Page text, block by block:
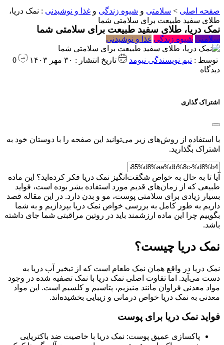
صفحه اصلی > سلامتی و شیوه زندگی و غذا و نوشیدنی : نمک دریا،
طلای سفید طبیعت برای سلامتی شما
نمک دریا، طلای سفید طبیعت برای سلامتی شما
سلامتی شیوه زندگی غذا و نوشیدنی
توسط : تیم نویسندگی نیومد تاریخ انتشار : ۳۰ مهر ۱۴۰۳
0
دیدگاه
اشتراک گذاری
با استفاده از روش‌های زیر می‌توانید این صفحه را با دوستان خود به
اشتراک بگذارید.
آیا تا به حال به خواص شگفت‌انگیز نمک دریا فکر کرده‌اید؟ این ماده
طبیعی که از زمان‌های قدیم مورد استفاده بشر بوده است، فواید
بسیار زیادی برای سلامتی پوست، مو و بدن دارد. در این مقاله قصد
داریم به طور کامل به بررسی خواص نمک دریا بپردازیم و به شما
بگوییم چرا این ماده ارزشمند باید در روتین مراقبتی شما جای داشته
باشد.
نمک دریا چیست؟
نمک دریا در واقع همان نمک طعام است که از تبخیر آب دریا به
دست می‌آید. اما تفاوت اصلی نمک دریا با نمک تصفیه شده در وجود
مواد معدنی فراوان مانند منیزیم، پتاسیم و کلسیم است. این مواد
معدنی به نمک دریا خواص درمانی و زیبایی بخشیده‌اند.
فواید نمک دریا برای پوست
پاکسازی عمیق پوست: نمک دریا با خاصیت ضد باکتریایی